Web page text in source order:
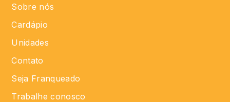
Sobre nós
Cardápio
Unidades
Contato
Seja Franqueado
Trabalhe conosco